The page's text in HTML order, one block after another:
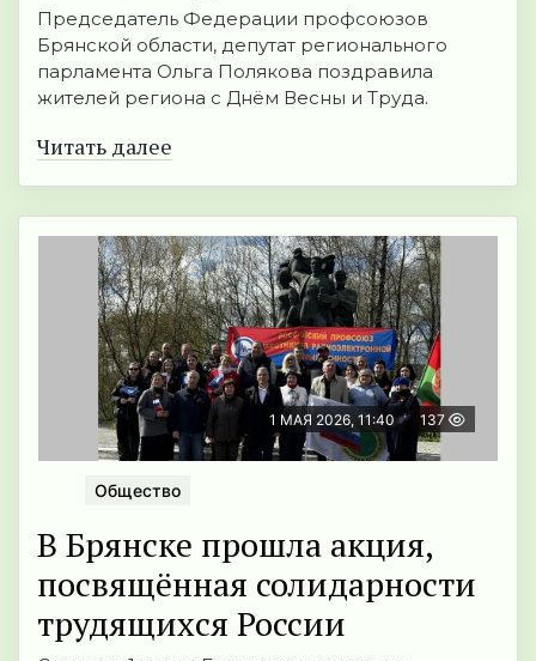
Председатель Федерации профсоюзов
Брянской области, депутат регионального
парламента Ольга Полякова поздравила
жителей региона с Днём Весны и Труда.
Читать далее
1 МАЯ 2026, 11:40 137
Общество
В Брянске прошла акция,
посвящённая солидарности
трудящихся России